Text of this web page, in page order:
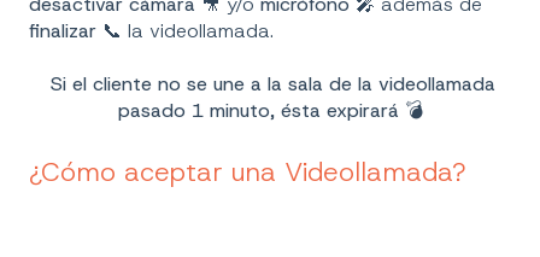
finalizar 📞 la videollamada.
Si el cliente no se une a la sala de la videollamada
pasado 1 minuto, ésta expirará 💣
¿Cómo aceptar una Videollamada?